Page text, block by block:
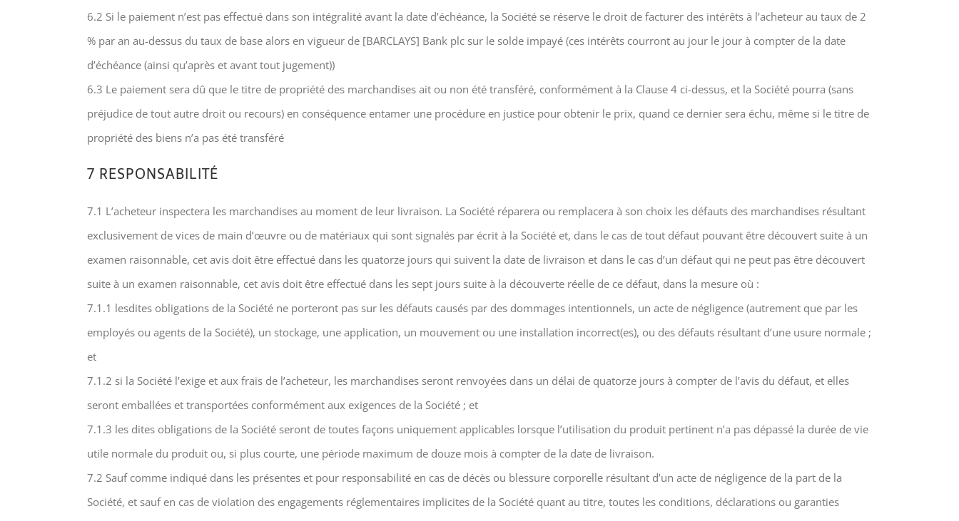
6.2 Si le paiement n’est pas effectué dans son intégralité avant la date d’échéance, la Société se réserve le droit de facturer des intérêts à l’acheteur au taux de 2
% par an au-dessus du taux de base alors en vigueur de [BARCLAYS] Bank plc sur le solde impayé (ces intérêts courront au jour le jour à compter de la date
d’échéance (ainsi qu’après et avant tout jugement))
6.3 Le paiement sera dû que le titre de propriété des marchandises ait ou non été transféré, conformément à la Clause 4 ci-dessus, et la Société pourra (sans
préjudice de tout autre droit ou recours) en conséquence entamer une procédure en justice pour obtenir le prix, quand ce dernier sera échu, même si le titre de
propriété des biens n’a pas été transféré
7 RESPONSABILITÉ
7.1 L’acheteur inspectera les marchandises au moment de leur livraison. La Société réparera ou remplacera à son choix les défauts des marchandises résultant
exclusivement de vices de main d’œuvre ou de matériaux qui sont signalés par écrit à la Société et, dans le cas de tout défaut pouvant être découvert suite à un
examen raisonnable, cet avis doit être effectué dans les quatorze jours qui suivent la date de livraison et dans le cas d’un défaut qui ne peut pas être découvert
suite à un examen raisonnable, cet avis doit être effectué dans les sept jours suite à la découverte réelle de ce défaut, dans la mesure où :
7.1.1 lesdites obligations de la Société ne porteront pas sur les défauts causés par des dommages intentionnels, un acte de négligence (autrement que par les
employés ou agents de la Société), un stockage, une application, un mouvement ou une installation incorrect(es), ou des défauts résultant d’une usure normale ;
et
7.1.2 si la Société l’exige et aux frais de l’acheteur, les marchandises seront renvoyées dans un délai de quatorze jours à compter de l’avis du défaut, et elles
seront emballées et transportées conformément aux exigences de la Société ; et
7.1.3 les dites obligations de la Société seront de toutes façons uniquement applicables lorsque l’utilisation du produit pertinent n’a pas dépassé la durée de vie
utile normale du produit ou, si plus courte, une période maximum de douze mois à compter de la date de livraison.
7.2 Sauf comme indiqué dans les présentes et pour responsabilité en cas de décès ou blessure corporelle résultant d’un acte de négligence de la part de la
Société, et sauf en cas de violation des engagements réglementaires implicites de la Société quant au titre, toutes les conditions, déclarations ou garanties